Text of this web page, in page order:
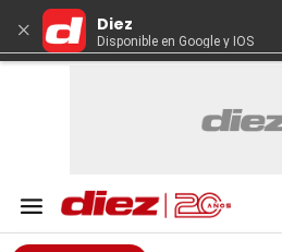
× Diez
Disponible en Google y IOS